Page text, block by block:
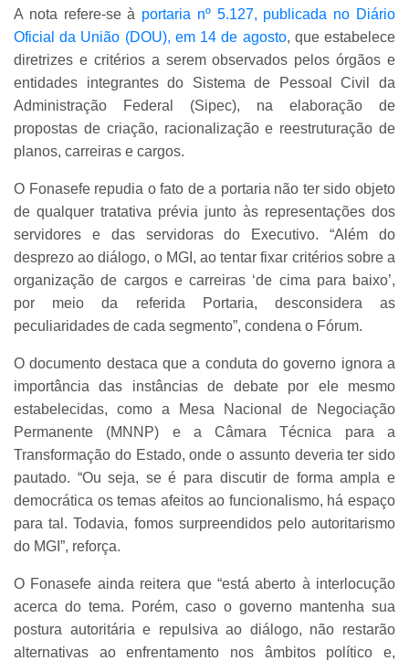
A nota refere-se à portaria nº 5.127, publicada no Diário
Oficial da União (DOU), em 14 de agosto, que estabelece
diretrizes e critérios a serem observados pelos órgãos e
entidades integrantes do Sistema de Pessoal Civil da
Administração Federal (Sipec), na elaboração de
propostas de criação, racionalização e reestruturação de
planos, carreiras e cargos.
O Fonasefe repudia o fato de a portaria não ter sido objeto
de qualquer tratativa prévia junto às representações dos
servidores e das servidoras do Executivo. “Além do
desprezo ao diálogo, o MGI, ao tentar fixar critérios sobre a
organização de cargos e carreiras ‘de cima para baixo’,
por meio da referida Portaria, desconsidera as
peculiaridades de cada segmento”, condena o Fórum.
O documento destaca que a conduta do governo ignora a
importância das instâncias de debate por ele mesmo
estabelecidas, como a Mesa Nacional de Negociação
Permanente (MNNP) e a Câmara Técnica para a
Transformação do Estado, onde o assunto deveria ter sido
pautado. “Ou seja, se é para discutir de forma ampla e
democrática os temas afeitos ao funcionalismo, há espaço
para tal. Todavia, fomos surpreendidos pelo autoritarismo
do MGI”, reforça.
O Fonasefe ainda reitera que “está aberto à interlocução
acerca do tema. Porém, caso o governo mantenha sua
postura autoritária e repulsiva ao diálogo, não restarão
alternativas ao enfrentamento nos âmbitos político e,